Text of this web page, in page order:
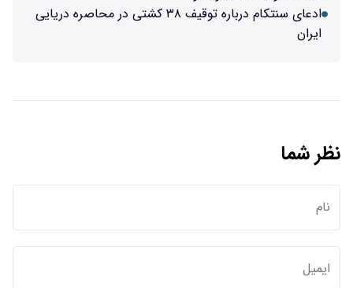
ادعای سنتکام درباره توقیف ۳۸ کشتی در محاصره دریایی
ایران
نظر شما